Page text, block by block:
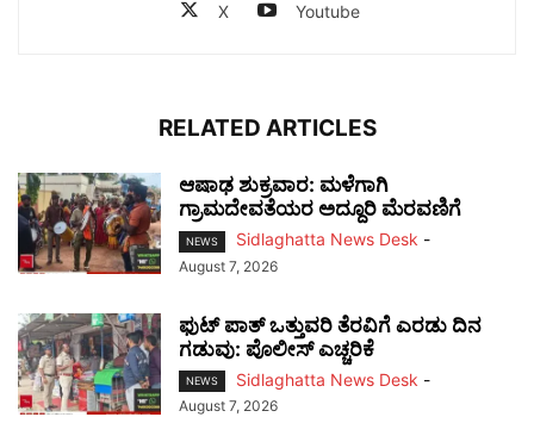
X Youtube
RELATED ARTICLES
ಆಷಾಢ ಶುಕ್ರವಾರ: ಮಳೆಗಾಗಿ
ಗ್ರಾಮದೇವತೆಯರ ಅದ್ದೂರಿ ಮೆರವಣಿಗೆ
NEWS Sidlaghatta News Desk -
August 7, 2026
ಫುಟ್‌ ಪಾತ್ ಒತ್ತುವರಿ ತೆರವಿಗೆ ಎರಡು ದಿನ
ಗಡುವು: ಪೊಲೀಸ್ ಎಚ್ಚರಿಕೆ
NEWS Sidlaghatta News Desk -
August 7, 2026